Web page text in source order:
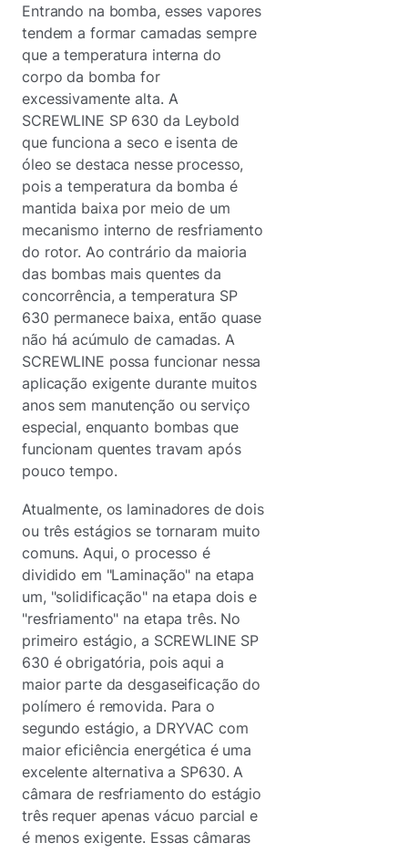
Entrando na bomba, esses vapores
tendem a formar camadas sempre
que a temperatura interna do
corpo da bomba for
excessivamente alta. A
SCREWLINE SP 630 da Leybold
que funciona a seco e isenta de
óleo se destaca nesse processo,
pois a temperatura da bomba é
mantida baixa por meio de um
mecanismo interno de resfriamento
do rotor. Ao contrário da maioria
das bombas mais quentes da
concorrência, a temperatura SP
630 permanece baixa, então quase
não há acúmulo de camadas. A
SCREWLINE possa funcionar nessa
aplicação exigente durante muitos
anos sem manutenção ou serviço
especial, enquanto bombas que
funcionam quentes travam após
pouco tempo.
Atualmente, os laminadores de dois
ou três estágios se tornaram muito
comuns. Aqui, o processo é
dividido em "Laminação" na etapa
um, "solidificação" na etapa dois e
"resfriamento" na etapa três. No
primeiro estágio, a SCREWLINE SP
630 é obrigatória, pois aqui a
maior parte da desgaseificação do
polímero é removida. Para o
segundo estágio, a DRYVAC com
maior eficiência energética é uma
excelente alternativa a SP630. A
câmara de resfriamento do estágio
três requer apenas vácuo parcial e
é menos exigente. Essas câmaras